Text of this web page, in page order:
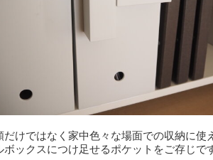
けではなく家中色々な場面での収納に使
ックスにつけ足せるポケットをご存じで